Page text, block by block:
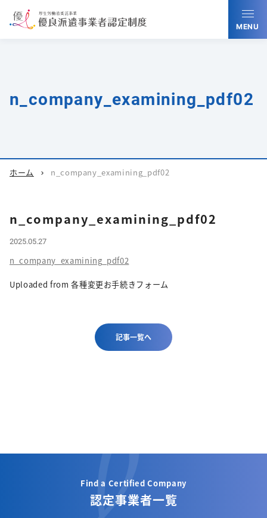
MENU
n_company_examining_pdf02
ホーム chevron_right n_company_examining_pdf02
n_company_examining_pdf02
2025.05.27
n_company_examining_pdf02
Uploaded from 各種変更お手続きフォーム
記事一覧へ
Find a Certified Company
認定事業者一覧